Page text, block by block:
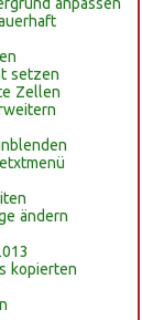
setzen
Zellen
ändern
kopierten